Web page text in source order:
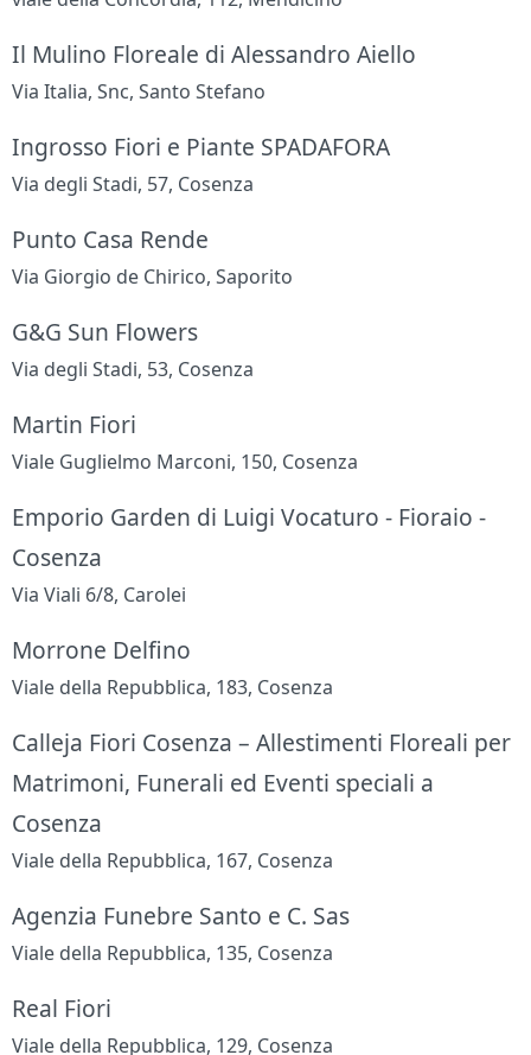
Il Mulino Floreale di Alessandro Aiello
Via Italia, Snc, Santo Stefano
Ingrosso Fiori e Piante SPADAFORA
Via degli Stadi, 57, Cosenza
Punto Casa Rende
Via Giorgio de Chirico, Saporito
G&G Sun Flowers
Via degli Stadi, 53, Cosenza
Martin Fiori
Viale Guglielmo Marconi, 150, Cosenza
Emporio Garden di Luigi Vocaturo - Fioraio -
Cosenza
Via Viali 6/8, Carolei
Morrone Delfino
Viale della Repubblica, 183, Cosenza
Calleja Fiori Cosenza – Allestimenti Floreali per
Matrimoni, Funerali ed Eventi speciali a
Cosenza
Viale della Repubblica, 167, Cosenza
Agenzia Funebre Santo e C. Sas
Viale della Repubblica, 135, Cosenza
Real Fiori
Viale della Repubblica, 129, Cosenza